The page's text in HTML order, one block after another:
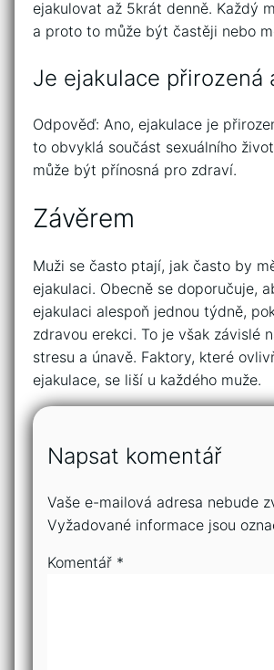
ejakulovat až 5krát denně. Každý
a proto to může být častěji nebo
Je ejakulace přirozená
Odpověď: Ano, ejakulace je
to obvyklá součást sexuálního
může být přínosná pro zdraví.
Závěrem
Muži se často ptají, jak často by
ejakulaci. Obecně se doporučuje,
ejakulaci alespoň jednou týdně,
zdravou erekci. To je však závislé
stresu a únavě. Faktory, které
ejakulace, se liší u každého muže.
Napsat komentář
Vaše e-mailová adresa nebude
Vyžadované informace jsou
Komentář *